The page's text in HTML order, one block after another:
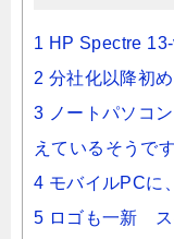
1 HP Spectre 13-
2 分社化以降初
3 ノートパソコ
えているそうです
4 モバイルPCに
5 ロゴも一新 ス